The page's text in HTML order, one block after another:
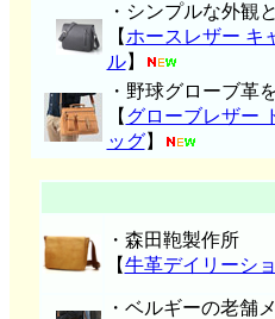
・シンプルな外観
【 ホースレザー キ
ル】
・野球グローブ革
【 グローブレザー
ッグ】
・森田鞄製作所
【牛革デイリーシ
・ベルギーの老舗